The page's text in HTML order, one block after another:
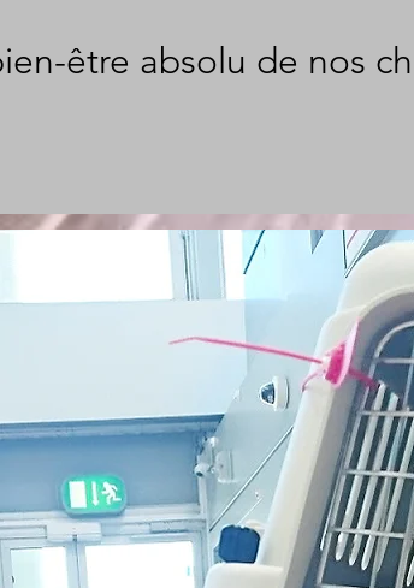
être absolu de nos